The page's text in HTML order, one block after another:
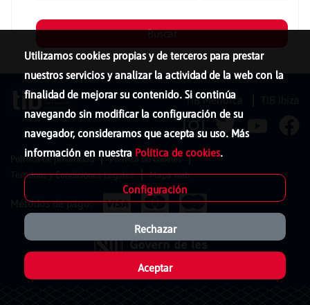
Utilizamos cookies propias y de terceros para prestar
nuestros servicios y analizar la actividad de la web con la
finalidad de mejorar su contenido. Si continúa
navegando sin modificar la configuración de su
navegador, consideramos que acepta su uso. Más
información en nuestra Política de cookies.
Configuración
Rechazar
Aceptar
TIB Menorca
Política de privacidad
Política de cookies
Términos y Condiciones Legales
Mapa web
Métodos de pago: